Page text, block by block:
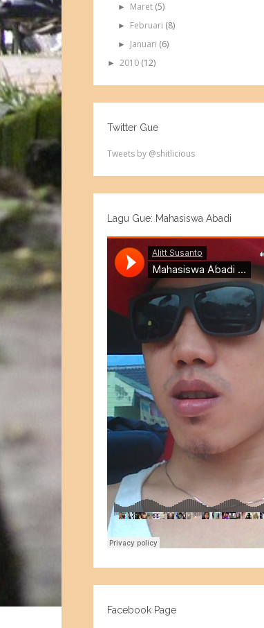
► Maret (5)
► Februari (8)
► Januari (6)
►2010 (12)
Twitter Gue
Tweets by @shitlicious
Lagu Gue: Mahasiswa Abadi
Facebook Page